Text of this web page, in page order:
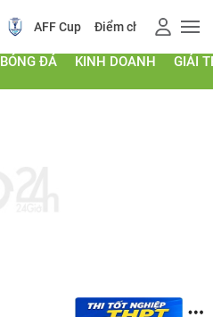
AFF Cup Điểm chuẩn 2026
BÓNG ĐÁ KINH DOANH GIẢI